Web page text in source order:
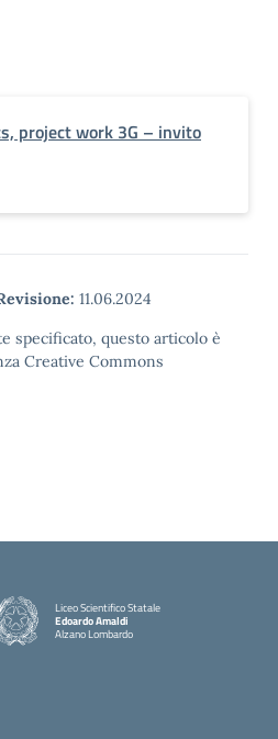
project work 3G – invito
11.06.2024
specificato, questo articolo è
Creative Commons
Liceo Scientifico Statale
Edoardo Amaldi
Alzano Lombardo